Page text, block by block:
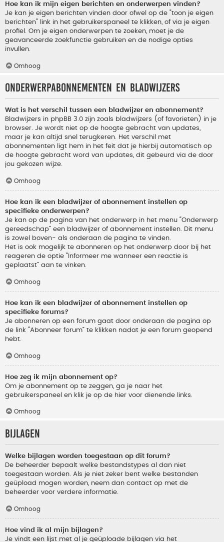
Hoe kan ik mijn eigen berichten en onderwerpen vinden?
Je kan je eigen berichten vinden door ofwel op de "toon je eigen
berichten" link in het gebruikerspaneel te klikken, of via je eigen
profiel. Om je eigen onderwerpen te zoeken, moet je de
geavanceerde zoekfunctie gebruiken en de nodige opties
invullen.
Omhoog
Onderwerpabonnementen en bladwijzers
Wat is het verschil tussen een bladwijzer en abonnement?
Bladwijzers in phpBB 3.0 zijn zoals bladwijzers (of favorieten) in je
browser. Je wordt niet op de hoogte gebracht van updates,
maar je kan altijd snel terugkeren. Het verschil met
abonnementen ligt hem in het feit dat je hierbij automatisch op
de hoogte gebracht word van updates, dit gebeurd via de door
jou gekozen wijze.
Omhoog
Hoe kan ik een bladwijzer of abonnement instellen op
specifieke onderwerpen?
Je kan op de pagina van het onderwerp in het menu “Onderwerp
gereedschap” een bladwijzer of abonnement instellen. Dit menu
is zowel boven- als onderaan de pagina te vinden.
Het is ook mogelijk te abonneren op het onderwerp door bij het
reageren de optie “Informeer me wanneer een reactie is
geplaatst” aan te vinken.
Omhoog
Hoe kan ik een bladwijzer of abonnement instellen op
specifieke forums?
Je abonneren op een forum gaat door onderaan de pagina op
de link “Abonneer forum” te klikken nadat je een forum geopend
hebt.
Omhoog
Hoe zeg ik mijn abonnement op?
Om je abonnement op te zeggen, ga je naar het
gebruikerspaneel en klik je op de hier voor dienende links.
Omhoog
Bijlagen
Welke bijlagen worden toegestaan op dit forum?
De beheerder bepaalt welke bestandstypes al dan niet
toegestaan worden. Als je niet zeker bent welke bestanden
geüpload mogen worden, neem dan contact op met de
beheerder voor verdere informatie.
Omhoog
Hoe vind ik al mijn bijlagen?
Je vindt een lijst met al je geüploade bijlagen via het